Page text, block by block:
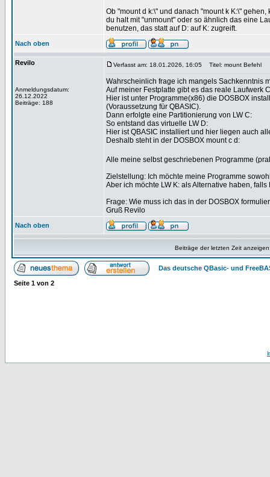
Ob "mount d k:\" und danach "mount k K:\"
du halt mit "unmount" oder so ähnlich das eine
benutzen, das statt auf D: auf K: zugreift.
Nach oben
Revilo
Anmeldungsdatum:
26.12.2022
Beiträge: 188
Verfasst am: 18.01.2026, 16:05 Titel: mount Befehl
Wahrscheinlich frage ich mangels Sachkenntnis
Auf meiner Festplatte gibt es das reale Laufwerk
Hier ist unter Programme(x86) die DOSBOX
(Voraussetzung für QBASIC).
Dann erfolgte eine Partitionierung von LW C:
So entstand das virtuelle LW D:
Hier ist QBASIC installiert und hier liegen auch
Deshalb steht in der DOSBOX mount c d:
Alle meine selbst geschriebenen Programme
Zielstellung: Ich möchte meine Programme
Aber ich möchte LW K: als Alternative haben,
Frage: Wie muss ich das in der DOSBOX
Gruß Revilo
Nach oben
Beiträge der letzten Zeit
Das deutsche QBasic- und
Seite 1 von 2